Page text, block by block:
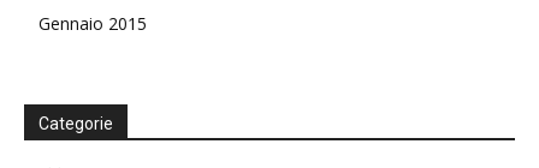
Gennaio 2015
Categorie